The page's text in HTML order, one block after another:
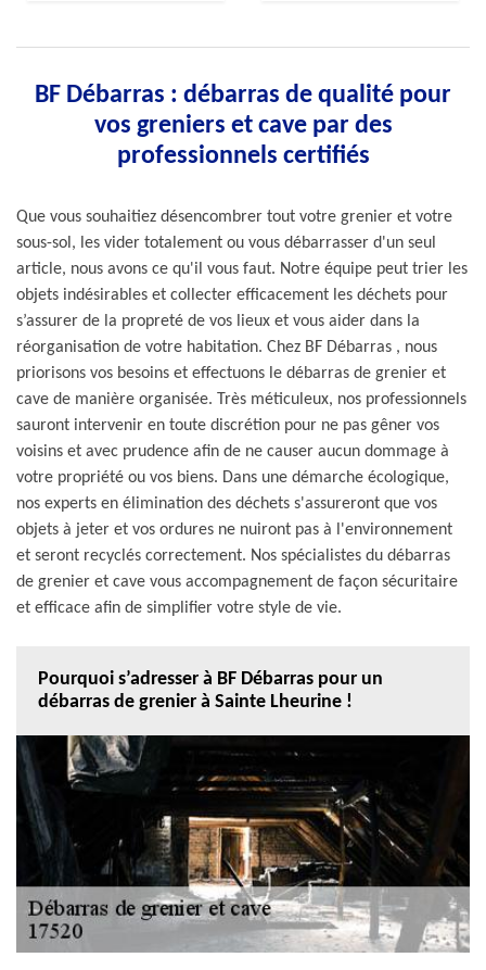
BF Débarras : débarras de qualité pour
vos greniers et cave par des
professionnels certifiés
Que vous souhaitiez désencombrer tout votre grenier et votre
sous-sol, les vider totalement ou vous débarrasser d'un seul
article, nous avons ce qu'il vous faut. Notre équipe peut trier les
objets indésirables et collecter efficacement les déchets pour
s’assurer de la propreté de vos lieux et vous aider dans la
réorganisation de votre habitation. Chez BF Débarras , nous
priorisons vos besoins et effectuons le débarras de grenier et
cave de manière organisée. Très méticuleux, nos professionnels
sauront intervenir en toute discrétion pour ne pas gêner vos
voisins et avec prudence afin de ne causer aucun dommage à
votre propriété ou vos biens. Dans une démarche écologique,
nos experts en élimination des déchets s'assureront que vos
objets à jeter et vos ordures ne nuiront pas à l'environnement
et seront recyclés correctement. Nos spécialistes du débarras
de grenier et cave vous accompagnement de façon sécuritaire
et efficace afin de simplifier votre style de vie.
Pourquoi s’adresser à BF Débarras pour un
débarras de grenier à Sainte Lheurine !